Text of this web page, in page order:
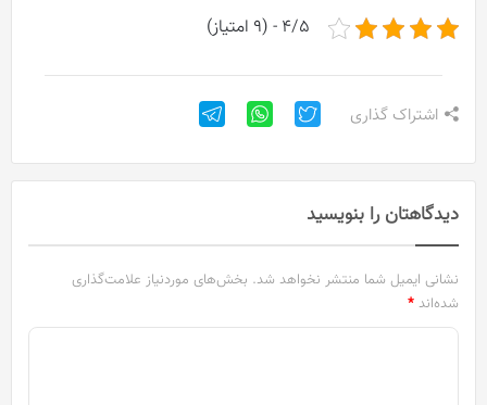
4/5 - (9 امتیاز)
اشتراک گذاری
دیدگاهتان را بنویسید
نشانی ایمیل شما منتشر نخواهد شد. بخش‌های موردنیاز علامت‌گذاری
شده‌اند *